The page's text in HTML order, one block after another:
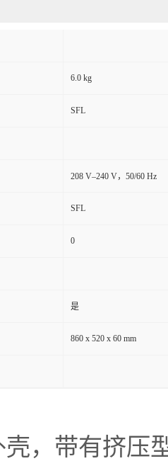
6.0 kg
SFL
208 V–240 V，50/60 Hz
SFL
0
是
860 x 520 x 60 mm
，带有挤压